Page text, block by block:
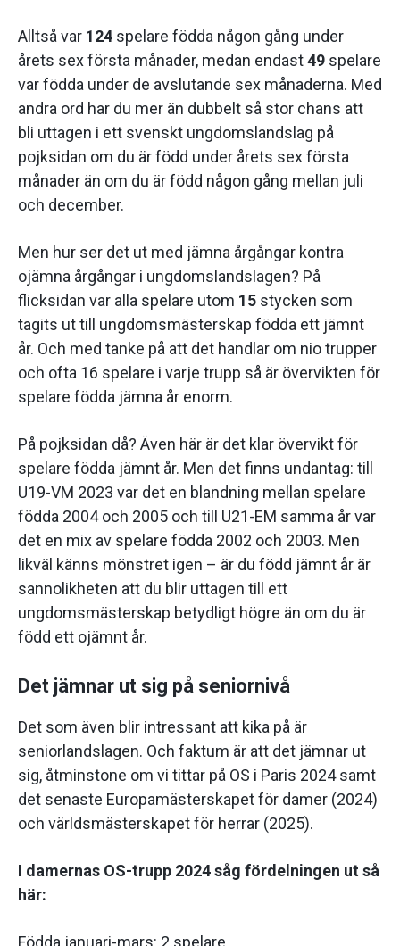
Alltså var 124 spelare födda någon gång under
årets sex första månader, medan endast49 spelare
var födda under de avslutande sex månaderna. Med
andra ord har du mer än dubbelt så stor chans att
bli uttagen i ett svenskt ungdomslandslag på
pojksidan om du är född under årets sex första
månader än om du är född någon gång mellan juli
och december.
Men hur ser det ut med jämna årgångar kontra
ojämna årgångar i ungdomslandslagen? På
flicksidan var alla spelare utom 15 stycken som
tagits ut till ungdomsmästerskap födda ett jämnt
år. Och med tanke på att det handlar om nio trupper
och ofta 16 spelare i varje trupp så är övervikten för
spelare födda jämna år enorm.
På pojksidan då? Även här är det klar övervikt för
spelare födda jämnt år. Men det finns undantag: till
U19-VM 2023 var det en blandning mellan spelare
födda 2004 och 2005 och till U21-EM samma år var
det en mix av spelare födda 2002 och 2003. Men
likväl känns mönstret igen – är du född jämnt år är
sannolikheten att du blir uttagen till ett
ungdomsmästerskap betydligt högre än om du är
född ett ojämnt år.
Det jämnar ut sig på seniornivå
Det som även blir intressant att kika på är
seniorlandslagen. Och faktum är att det jämnar ut
sig, åtminstone om vi tittar på OS i Paris 2024 samt
det senaste Europamästerskapet för damer (2024)
och världsmästerskapet för herrar (2025).
I damernas OS-trupp 2024 såg fördelningen ut så
här:
Födda januari-mars: 2 spelare.